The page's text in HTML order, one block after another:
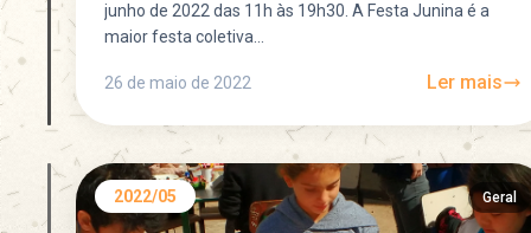
junho de 2022 das 11h às 19h30. A Festa Junina é a
maior festa coletiva...
26 de maio de 2022 Ler mais
2022/05 Geral